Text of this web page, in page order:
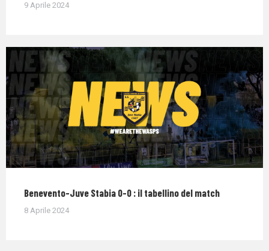
9 Aprile 2024
Benevento-Juve Stabia 0-0 : il tabellino del match
8 Aprile 2024